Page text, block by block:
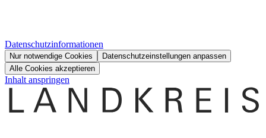
Datenschutzinformationen
Nur notwendige Cookies
Datenschutzeinstellungen anpassen
Alle Cookies akzeptieren
Inhalt anspringen